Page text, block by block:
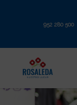
952 280 500